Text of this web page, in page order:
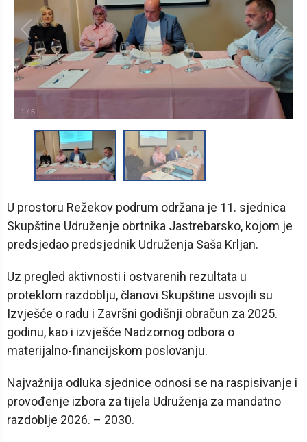
1 / 5
U prostoru Režekov podrum održana je 11. sjednica
Skupštine Udruženje obrtnika Jastrebarsko, kojom je
predsjedao predsjednik Udruženja Saša Krljan.
Uz pregled aktivnosti i ostvarenih rezultata u
proteklom razdoblju, članovi Skupštine usvojili su
Izvješće o radu i Završni godišnji obračun za 2025.
godinu, kao i izvješće Nadzornog odbora o
materijalno-financijskom poslovanju.
Najvažnija odluka sjednice odnosi se na raspisivanje i
provođenje izbora za tijela Udruženja za mandatno
razdoblje 2026. – 2030.